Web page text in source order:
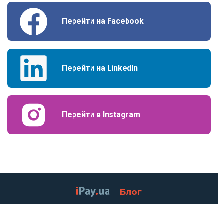
Перейти на Facebook
Перейти на LinkedIn
Перейти в Instagram
Блог